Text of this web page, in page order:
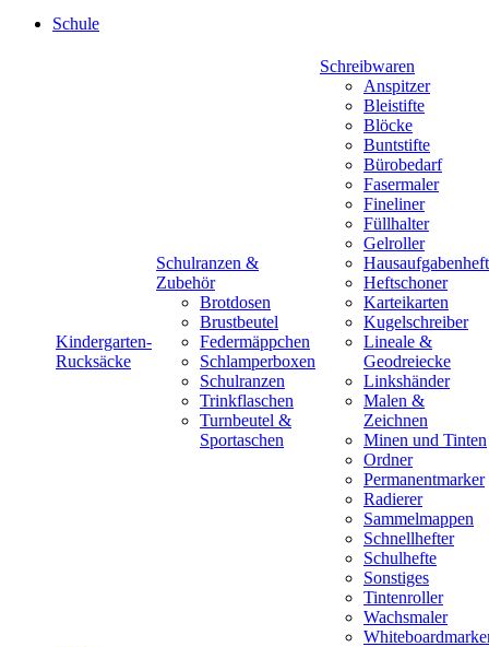
Schule
Kindergarten-
Rucksäcke
Schulranzen &
Zubehör
Brotdosen
Brustbeutel
Federmäppchen
Schlamperboxen
Schulranzen
Trinkflaschen
Turnbeutel &
Sportaschen
Schreibwaren
Anspitzer
Bleistifte
Blöcke
Buntstifte
Bürobedarf
Fasermaler
Fineliner
Füllhalter
Gelroller
Hausaufgabenheft
Heftschoner
Karteikarten
Kugelschreiber
Lineale &
Geodreiecke
Linkshänder
Malen &
Zeichnen
Minen und Tinten
Ordner
Permanentmarker
Radierer
Sammelmappen
Schnellhefter
Schulhefte
Sonstiges
Tintenroller
Wachsmaler